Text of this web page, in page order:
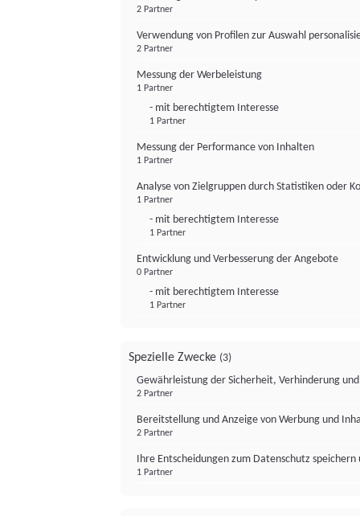
2 Partner
Verwendung von Profilen zur Auswahl
2 Partner
Messung der Werbeleistung
1 Partner
- mit berechtigtem Interesse
1 Partner
Messung der Performance von Inhalten
1 Partner
Analyse von Zielgruppen durch Statistiken oder
1 Partner
- mit berechtigtem Interesse
1 Partner
Entwicklung und Verbesserung der Angebote
0 Partner
- mit berechtigtem Interesse
1 Partner
Spezielle Zwecke (3)
Gewährleistung der Sicherheit, Verhinderung
2 Partner
Bereitstellung und Anzeige von Werbung und
2 Partner
Ihre Entscheidungen zum Datenschutz
1 Partner